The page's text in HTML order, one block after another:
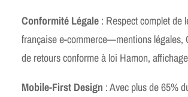
Conformité Légale : Respect complet de
française e-commerce—mentions légales,
de retours conforme à loi Hamon,
Mobile-First Design : Avec plus de 65%